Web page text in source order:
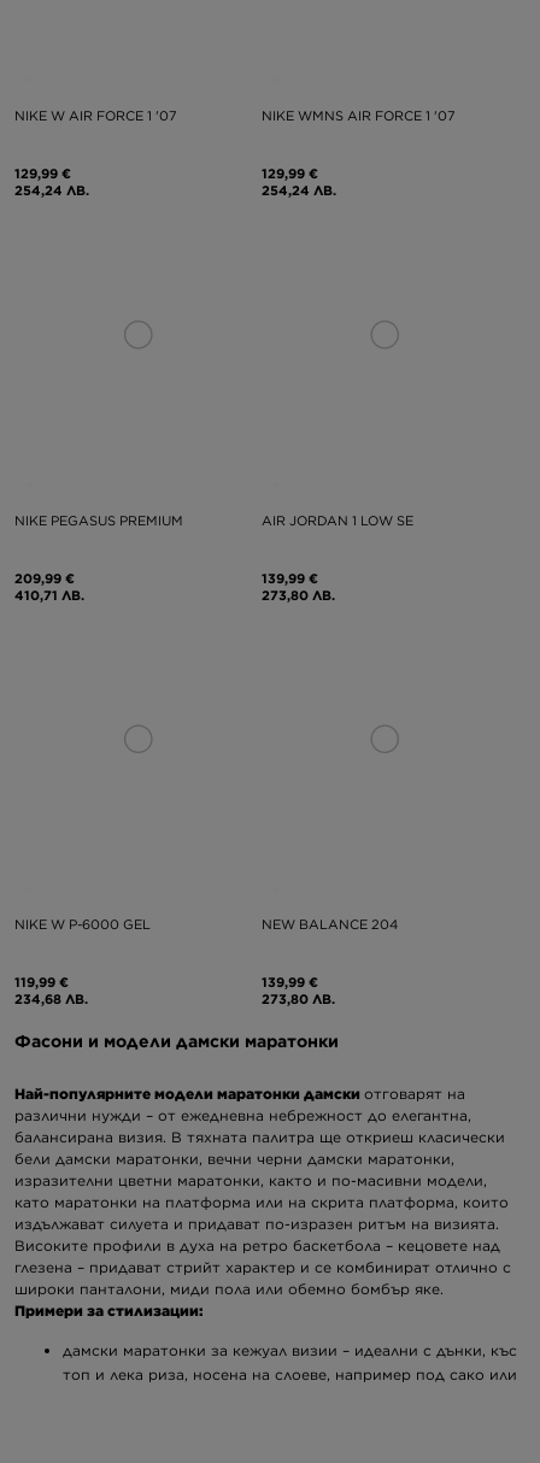
NIKE W AIR FORCE 1 '07
129,99 €
254,24 ЛВ.
NIKE WMNS AIR FORCE 1 '07
129,99 €
254,24 ЛВ.
NIKE PEGASUS PREMIUM
209,99 €
410,71 ЛВ.
AIR JORDAN 1 LOW SE
139,99 €
273,80 ЛВ.
NIKE W P-6000 GEL
119,99 €
234,68 ЛВ.
NEW BALANCE 204
139,99 €
273,80 ЛВ.
Фасони и модели дамски маратонки
Най-популярните модели маратонки дамски отговарят на
различни нужди – от ежедневна небрежност до елегантна,
балансирана визия. В тяхната палитра ще откриеш класически
бели дамски маратонки, вечни черни дамски маратонки,
изразителни цветни маратонки, както и по-масивни модели,
като маратонки на платформа или на скрита платформа, които
издължават силуета и придават по-изразен ритъм на визията.
Високите профили в духа на ретро баскетбола – кецовете над
глезена – придават стрийт характер и се комбинират отлично с
широки панталони, миди пола или обемно бомбър яке.
Примери за стилизации:
дамски маратонки за кежуал визии – идеални с дънки, къс
топ и лека риза, носена на слоеве, например под сако или